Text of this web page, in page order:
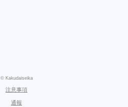
© Kakudaiseika
注意事項
通報